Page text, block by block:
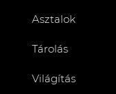
Asztalok
Tárolás
Világítás